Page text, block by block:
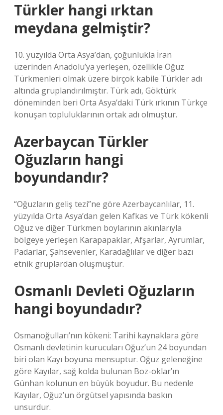
Türkler hangi ırktan
meydana gelmiştir?
10. yüzyılda Orta Asya’dan, çoğunlukla İran
üzerinden Anadolu’ya yerleşen, özellikle Oğuz
Türkmenleri olmak üzere birçok kabile Türkler adı
altında gruplandırılmıştır. Türk adı, Göktürk
döneminden beri Orta Asya’daki Türk ırkının Türkçe
konuşan topluluklarının ortak adı olmuştur.
Azerbaycan Türkler
Oğuzların hangi
boyundandır?
“Oğuzların geliş tezi”ne göre Azerbaycanlılar, 11.
yüzyılda Orta Asya’dan gelen Kafkas ve Türk kökenli
Oğuz ve diğer Türkmen boylarının akınlarıyla
bölgeye yerleşen Karapapaklar, Afşarlar, Ayrumlar,
Padarlar, Şahsevenler, Karadağlılar ve diğer bazı
etnik gruplardan oluşmuştur.
Osmanlı Devleti Oğuzların
hangi boyundadır?
Osmanoğulları’nın kökeni: Tarihi kaynaklara göre
Osmanlı devletinin kurucuları Oğuz’un 24 boyundan
biri olan Kayı boyuna mensuptur. Oğuz geleneğine
göre Kayılar, sağ kolda bulunan Boz-oklar’ın
Günhan kolunun en büyük boyudur. Bu nedenle
Kayılar, Oğuz’un örgütsel yapısında baskın
unsurdur.